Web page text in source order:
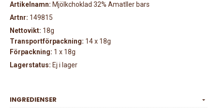
Artikelnamn: Mjölkchoklad 32% Amatller bars
Artnr: 149815
Nettovikt: 18g
Transportförpackning: 14 x 18g
Förpackning: 1 x 18g
Lagerstatus: Ej i lager
INGREDIENSER